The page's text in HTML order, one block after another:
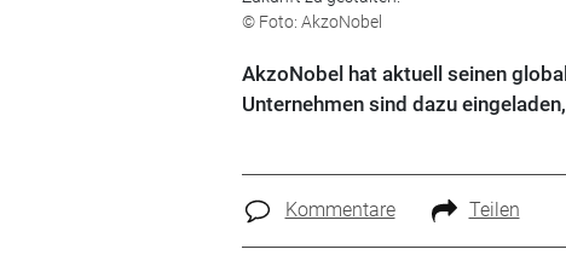
© Foto: AkzoNobel
AkzoNobel hat aktuell seinen
Unternehmen sind dazu
Kommentare Teilen